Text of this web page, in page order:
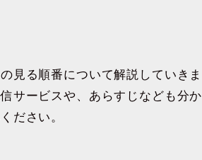
見る順番について解説していきま
サービスや、あらすじなども分か
ださい。